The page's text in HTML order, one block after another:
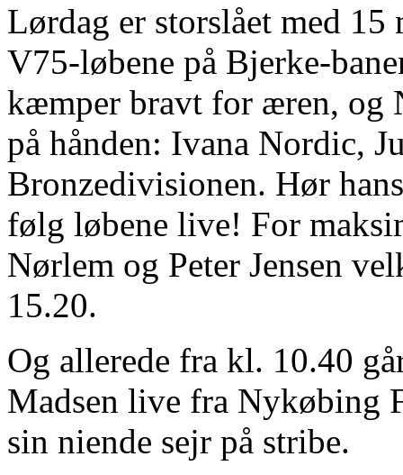
Lørdag er storslået med
V75-løbene på Bjerke-
kæmper bravt for æren, og
på hånden: Ivana Nordic,
Bronzedivisionen. Hør
følg løbene live! For
Nørlem og Peter Jensen
15.20.
Og allerede fra kl. 10.40
Madsen live fra Nykøbing
sin niende sejr på stribe.